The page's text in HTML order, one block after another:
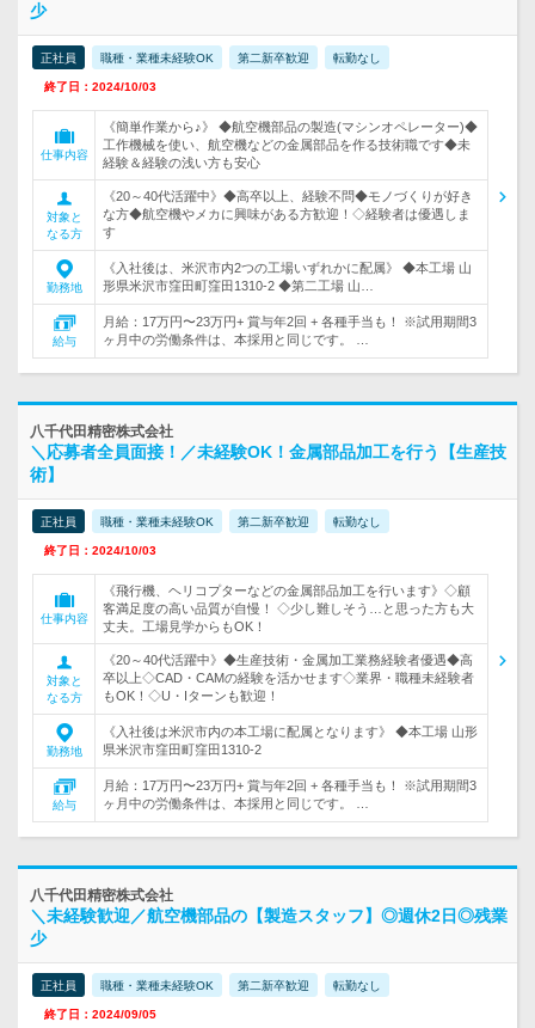
少
正社員 職種・業種未経験OK 第二新卒歓迎 転勤なし
終了日：2024/10/03
仕事内容
《簡単作業から♪》 ◆航空機部品の製造(マシンオペレーター)◆
工作機械を使い、航空機などの金属部品を作る技術職です◆未
経験＆経験の浅い方も安心
対象と
なる方
《20～40代活躍中》◆高卒以上、経験不問◆モノづくりが好き
な方◆航空機やメカに興味がある方歓迎！◇経験者は優遇しま
す
勤務地
《入社後は、米沢市内2つの工場いずれかに配属》 ◆本工場 山
形県米沢市窪田町窪田1310-2 ◆第二工場 山…
給与
月給：17万円〜23万円+ 賞与年2回 + 各種手当も！ ※試用期間3
ヶ月中の労働条件は、本採用と同じです。 …
八千代田精密株式会社
＼応募者全員面接！／未経験OK！金属部品加工を行う【生産技
術】
正社員 職種・業種未経験OK 第二新卒歓迎 転勤なし
終了日：2024/10/03
仕事内容
《飛行機、ヘリコプターなどの金属部品加工を行います》◇顧
客満足度の高い品質が自慢！ ◇少し難しそう…と思った方も大
丈夫。工場見学からもOK！
対象と
なる方
《20～40代活躍中》◆生産技術・金属加工業務経験者優遇◆高
卒以上◇CAD・CAMの経験を活かせます◇業界・職種未経験者
もOK！◇U・Iターンも歓迎！
勤務地
《入社後は米沢市内の本工場に配属となります》 ◆本工場 山形
県米沢市窪田町窪田1310-2
給与
月給：17万円〜23万円+ 賞与年2回 + 各種手当も！ ※試用期間3
ヶ月中の労働条件は、本採用と同じです。 …
八千代田精密株式会社
＼未経験歓迎／航空機部品の【製造スタッフ】◎週休2日◎残業
少
正社員 職種・業種未経験OK 第二新卒歓迎 転勤なし
終了日：2024/09/05